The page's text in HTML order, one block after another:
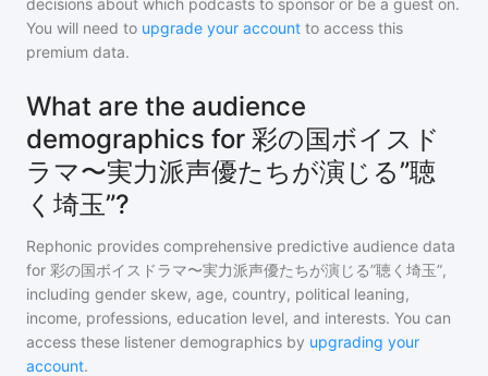
decisions about which podcasts to sponsor or be a guest on.
You will need to upgrade your account to access this
premium data.
What are the audience
demographics for 彩の国ボイスド
ラマ〜実力派声優たちが演じる”聴
く埼玉”?
Rephonic provides comprehensive predictive audience data
for 彩の国ボイスドラマ〜実力派声優たちが演じる”聴く埼玉”,
including gender skew, age, country, political leaning,
income, professions, education level, and interests. You can
access these listener demographics by upgrading your
account.